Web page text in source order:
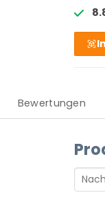
Bewertungen